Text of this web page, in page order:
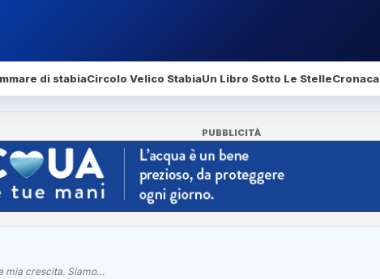
di stabiaCircolo Velico StabiaUn Libro Sotto Le StelleCronaca
PUBBLICITÀ
mia crescita. Siamo…